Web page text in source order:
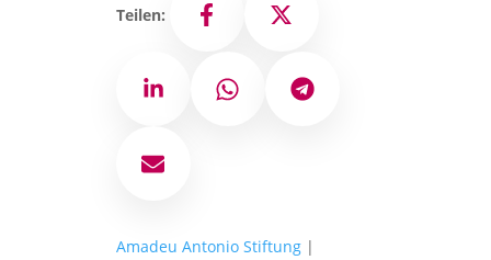
Teilen: Facebook X
LinkedIn WhatsAppTelegram
E-Mail
Amadeu Antonio Stiftung|